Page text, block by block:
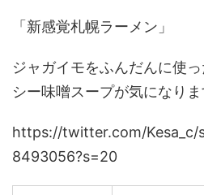
「新感覚札幌ラーメン」
ジャガイモをふんだんに使
シー味噌スープが気になりま
https://twitter.com/
8493056?s=20